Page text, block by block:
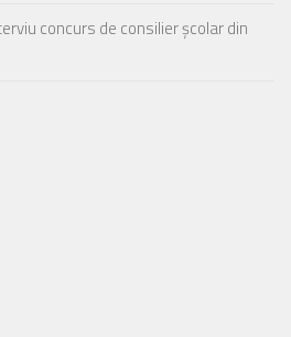
concurs de consilier școlar din